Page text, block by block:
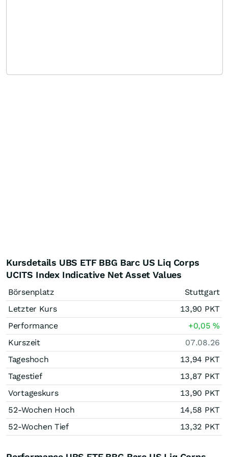
Kursdetails UBS ETF BBG Barc US Liq Corps
UCITS Index Indicative Net Asset Values
Börsenplatz
Stuttgart
Letzter Kurs
13,90 PKT
Performance
+0,05%
Kurszeit
07.08.26
Tageshoch
13,94 PKT
Tagestief
13,87 PKT
Vortageskurs
13,90 PKT
52-Wochen Hoch
14,58 PKT
52-Wochen Tief
13,32 PKT